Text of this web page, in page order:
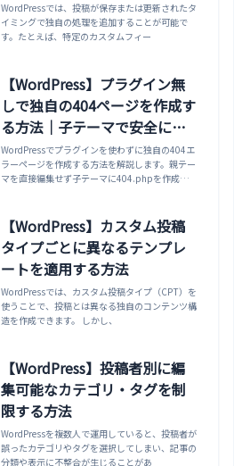
WordPressでは、投稿が保存または更新されたタ
イミングで独自の処理を追加することが可能で
す。たとえば、特定のカスタムフィー
【WordPress】プラグイン無
しで独自の404ページを作成す
る方法｜子テーマで安全にカ
スタマイズ
WordPressでプラグインを使わずに独自の404エ
ラーページを作成する方法を解説します。親テー
マを直接編集せず子テーマに404.phpを作成する
【WordPress】カスタム投稿
タイプごとに異なるテンプレ
ートを適用する方法
WordPressでは、カスタム投稿タイプ（CPT）を
使うことで、投稿とは異なる独自のコンテンツ構
造を作成できます。 しかし、
【WordPress】投稿者別に編
集可能なカテゴリ・タグを制
限する方法
WordPressを複数人で運用していると、投稿者が
誤ったカテゴリやタグを選択してしまい、記事の
分類や表示に不整合が生じることがあ